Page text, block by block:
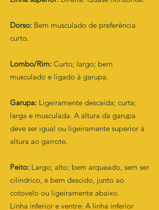
Dorso: Bem musculado de preferência
curto.
Lombo/Rim: Curto; largo; bem
musculado e ligado à garupa.
Garupa: Ligeiramente descaída; curta;
larga e musculada. A altura da garupa
deve ser igual ou ligeiramente superior à
altura ao garrote.
Peito: Largo; alto; bem arqueado, sem ser
cilíndrico, e bem descido, junto ao
cotovelo ou ligeiramente abaixo.
Linha inferior e ventre: A linha inferior